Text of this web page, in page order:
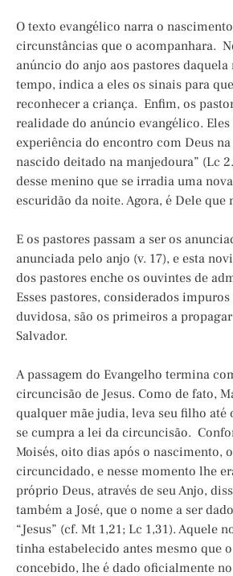
O texto evangélico narra o nascimento
circunstâncias que o acompanhara.
anúncio do anjo aos pastores daquela
tempo, indica a eles os sinais para
reconhecer a criança. Enfim, os
realidade do anúncio evangélico. Eles
experiência do encontro com Deus na
nascido deitado na manjedoura” (Lc
desse menino que se irradia uma
escuridão da noite. Agora, é Dele que
E os pastores passam a ser os
anunciada pelo anjo (v. 17), e esta
dos pastores enche os ouvintes de
Esses pastores, considerados
duvidosa, são os primeiros a
Salvador.
A passagem do Evangelho termina
circuncisão de Jesus. Como de fato,
qualquer mãe judia, leva seu filho até
se cumpra a lei da circuncisão.
Moisés, oito dias após o nascimento,
circuncidado, e nesse momento lhe
próprio Deus, através de seu Anjo,
também a José, que o nome a ser
“Jesus” (cf. Mt 1,21; Lc 1,31). Aquele
tinha estabelecido antes mesmo que
concebido, lhe é dado oficialmente